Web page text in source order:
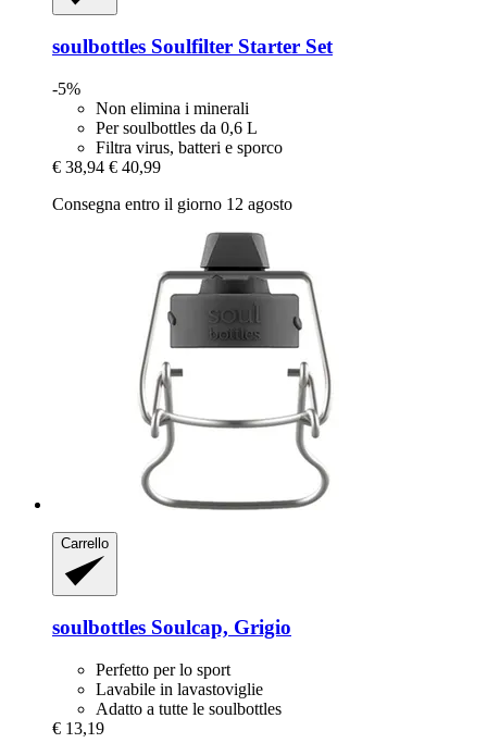
soulbottles Soulfilter Starter Set
-5%
Non elimina i minerali
Per soulbottles da 0,6 L
Filtra virus, batteri e sporco
€ 38,94 € 40,99
Consegna entro il giorno 12 agosto
Carrello
soulbottles Soulcap, Grigio
Perfetto per lo sport
Lavabile in lavastoviglie
Adatto a tutte le soulbottles
€ 13,19